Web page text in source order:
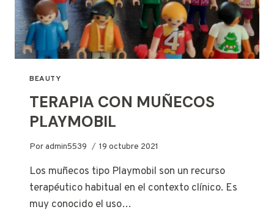
BEAUTY
TERAPIA CON MUÑECOS
PLAYMOBIL
Poradmin5539 19 octubre 2021
Los muñecos tipo Playmobil son un recurso
terapéutico habitual en el contexto clínico. Es
muy conocido el uso…